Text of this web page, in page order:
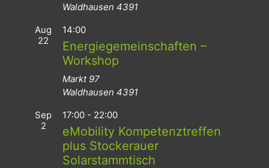
Waldhausen 4391
Aug
22
14:00
Energiegemeinschaften –
Workshop
Markt 97
Waldhausen 4391
Sep
2
17:00 - 22:00
eMobility Kompetenztreffen
plus Stockerauer
Solarstammtisch